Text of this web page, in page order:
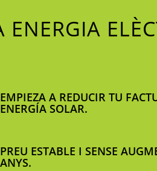
EMPIEZA A REDUCIR TU
ENERGÍA SOLAR.
PREU ESTABLE I SENSE
ANYS.